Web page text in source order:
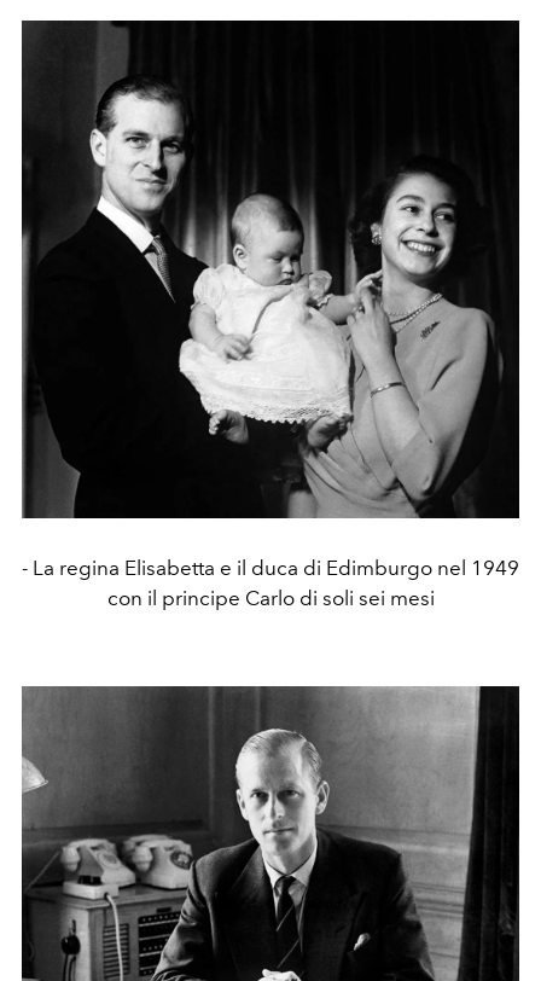
- La regina Elisabetta e il duca di Edimburgo nel 1949
con il principe Carlo di soli sei mesi